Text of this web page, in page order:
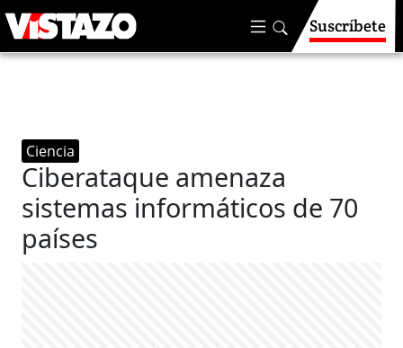
Suscríbete
Ciencia
Ciberataque amenaza
sistemas informáticos de 70
países